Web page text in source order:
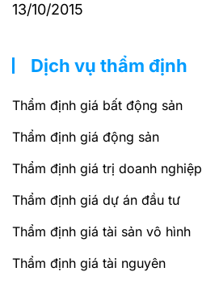
13/10/2015
Dịch vụ thẩm định
Thẩm định giá bất động sản
Thẩm định giá động sản
Thẩm định giá trị doanh nghiệp
Thẩm định giá dự án đầu tư
Thẩm định giá tài sản vô hình
Thẩm định giá tài nguyên